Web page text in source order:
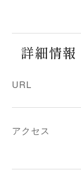
詳細情報
URL
アクセス